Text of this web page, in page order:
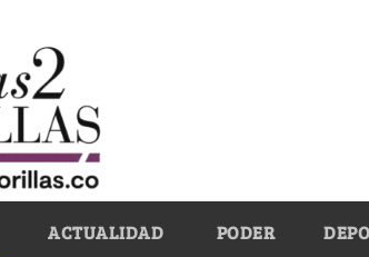
ACTUALIDAD PODER